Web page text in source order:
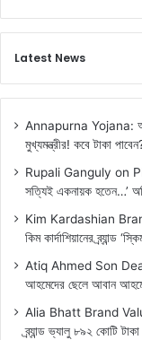
Latest News
Annapurna Yojana:
মুখ্যমন্ত্রীর! কবে টাকা
Rupali Ganguly on PM
সত্যিই একনায়ক হতেন…’
Kim Kardashian Brand
কিম কার্দাশিয়ানের ব্র্যান্ড
Atiq Ahmed Son
আহমেদের ছেলে আবান
Alia Bhatt Brand Value:
ব্র্যান্ড ভ্যালু ৮৯২ কোটি টাকা